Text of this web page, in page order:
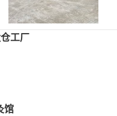
工厂
馆